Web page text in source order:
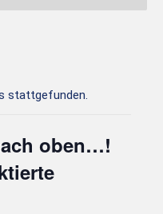
stattgefunden.
oben…!